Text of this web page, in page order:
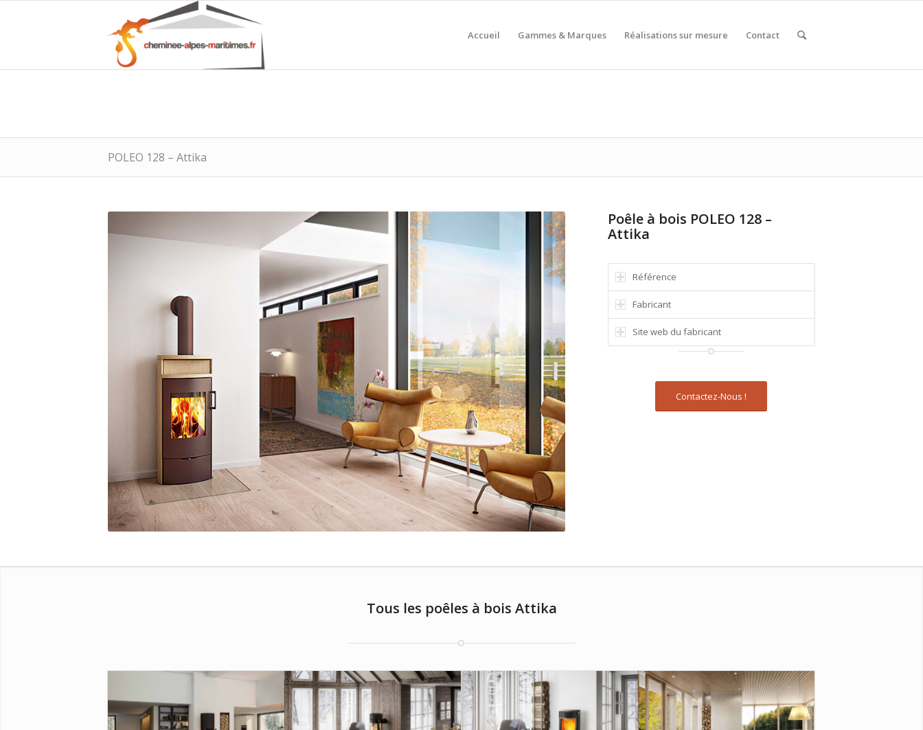
Accueil Gammes & Marques Réalisations sur mesure Contact
POLEO 128 – Attika
Poêle à bois POLEO 128 –
Attika
Référence
Fabricant
Site web du fabricant
Contactez-Nous !
Tous les poêles à bois Attika